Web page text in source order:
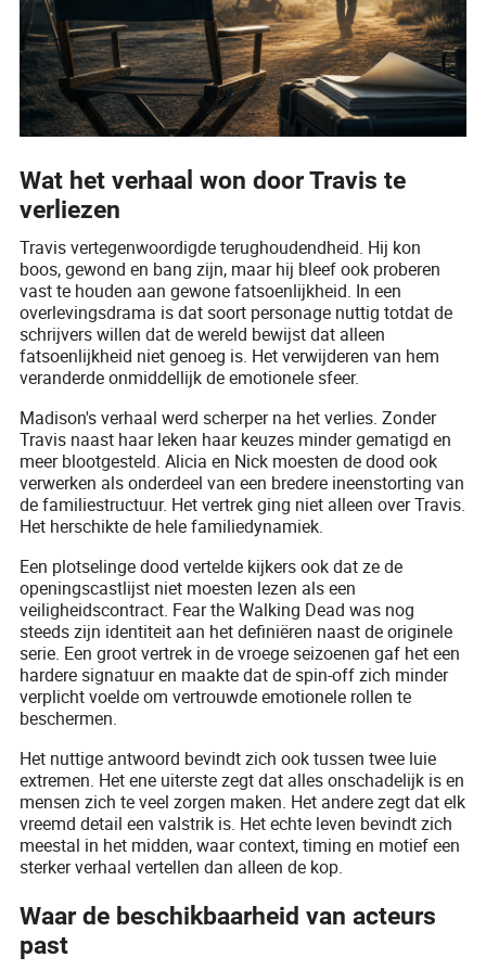
Wat het verhaal won door Travis te
verliezen
Travis vertegenwoordigde terughoudendheid. Hij kon
boos, gewond en bang zijn, maar hij bleef ook proberen
vast te houden aan gewone fatsoenlijkheid. In een
overlevingsdrama is dat soort personage nuttig totdat de
schrijvers willen dat de wereld bewijst dat alleen
fatsoenlijkheid niet genoeg is. Het verwijderen van hem
veranderde onmiddellijk de emotionele sfeer.
Madison's verhaal werd scherper na het verlies. Zonder
Travis naast haar leken haar keuzes minder gematigd en
meer blootgesteld. Alicia en Nick moesten de dood ook
verwerken als onderdeel van een bredere ineenstorting van
de familiestructuur. Het vertrek ging niet alleen over Travis.
Het herschikte de hele familiedynamiek.
Een plotselinge dood vertelde kijkers ook dat ze de
openingscastlijst niet moesten lezen als een
veiligheidscontract. Fear the Walking Dead was nog
steeds zijn identiteit aan het definiëren naast de originele
serie. Een groot vertrek in de vroege seizoenen gaf het een
hardere signatuur en maakte dat de spin-off zich minder
verplicht voelde om vertrouwde emotionele rollen te
beschermen.
Het nuttige antwoord bevindt zich ook tussen twee luie
extremen. Het ene uiterste zegt dat alles onschadelijk is en
mensen zich te veel zorgen maken. Het andere zegt dat elk
vreemd detail een valstrik is. Het echte leven bevindt zich
meestal in het midden, waar context, timing en motief een
sterker verhaal vertellen dan alleen de kop.
Waar de beschikbaarheid van acteurs
past